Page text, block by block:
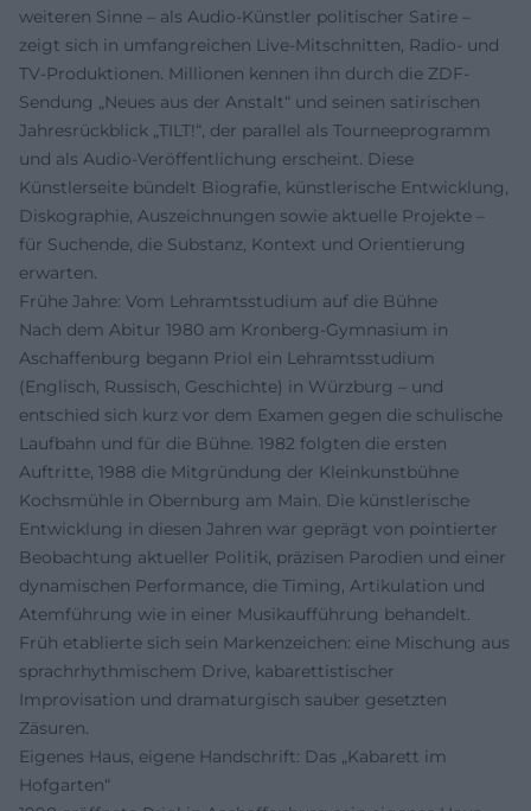
weiteren Sinne – als Audio-Künstler politischer Satire –
zeigt sich in umfangreichen Live-Mitschnitten, Radio- und
TV-Produktionen. Millionen kennen ihn durch die ZDF-
Sendung „Neues aus der Anstalt“ und seinen satirischen
Jahresrückblick „TILT!“, der parallel als Tourneeprogramm
und als Audio-Veröffentlichung erscheint. Diese
Künstlerseite bündelt Biografie, künstlerische Entwicklung,
Diskographie, Auszeichnungen sowie aktuelle Projekte –
für Suchende, die Substanz, Kontext und Orientierung
erwarten.
Frühe Jahre: Vom Lehramtsstudium auf die Bühne
Nach dem Abitur 1980 am Kronberg-Gymnasium in
Aschaffenburg begann Priol ein Lehramtsstudium
(Englisch, Russisch, Geschichte) in Würzburg – und
entschied sich kurz vor dem Examen gegen die schulische
Laufbahn und für die Bühne. 1982 folgten die ersten
Auftritte, 1988 die Mitgründung der Kleinkunstbühne
Kochsmühle in Obernburg am Main. Die künstlerische
Entwicklung in diesen Jahren war geprägt von pointierter
Beobachtung aktueller Politik, präzisen Parodien und einer
dynamischen Performance, die Timing, Artikulation und
Atemführung wie in einer Musikaufführung behandelt.
Früh etablierte sich sein Markenzeichen: eine Mischung aus
sprachrhythmischem Drive, kabarettistischer
Improvisation und dramaturgisch sauber gesetzten
Zäsuren.
Eigenes Haus, eigene Handschrift: Das „Kabarett im
Hofgarten“